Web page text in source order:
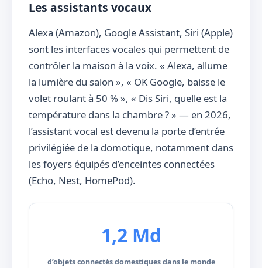
Les assistants vocaux
Alexa (Amazon), Google Assistant, Siri (Apple)
sont les interfaces vocales qui permettent de
contrôler la maison à la voix. « Alexa, allume
la lumière du salon », « OK Google, baisse le
volet roulant à 50 % », « Dis Siri, quelle est la
température dans la chambre ? » — en 2026,
l’assistant vocal est devenu la porte d’entrée
privilégiée de la domotique, notamment dans
les foyers équipés d’enceintes connectées
(Echo, Nest, HomePod).
1,2 Md
d’objets connectés domestiques dans le monde